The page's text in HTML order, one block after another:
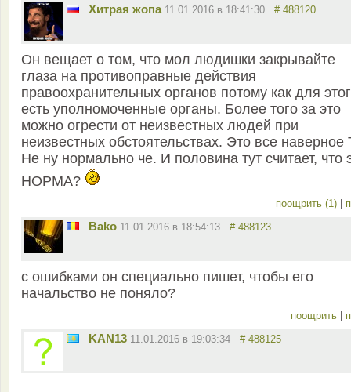
Хитрая жопа 11.01.2016 в 18:41:30 # 488120
Он вещает о том, что мол людишки закрывайте
глаза на противоправные действия
правоохранительных органов потому как для
есть уполномоченные органы. Более того за это
можно огрести от неизвестных людей при
неизвестных обстоятельствах. Это все наверное
Не ну нормально че. И половина тут считает, что
НОРМА?
поощрить (1) |
Bako 11.01.2016 в 18:54:13 # 488123
с ошибками он специально пишет, чтобы его
начальство не поняло?
поощрить |
KAN13 11.01.2016 в 19:03:34 # 488125